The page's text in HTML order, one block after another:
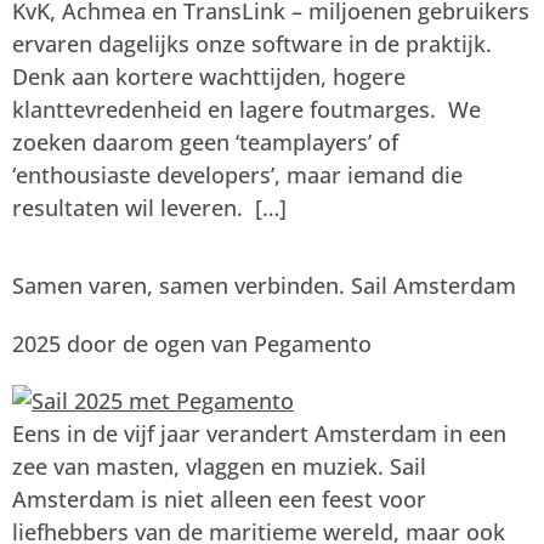
KvK, Achmea en TransLink – miljoenen gebruikers
ervaren dagelijks onze software in de praktijk.
Denk aan kortere wachttijden, hogere
klanttevredenheid en lagere foutmarges. We
zoeken daarom geen ‘teamplayers’ of
‘enthousiaste developers’, maar iemand die
resultaten wil leveren. […]
Samen varen, samen verbinden. Sail Amsterdam
2025 door de ogen van Pegamento
Eens in de vijf jaar verandert Amsterdam in een
zee van masten, vlaggen en muziek. Sail
Amsterdam is niet alleen een feest voor
liefhebbers van de maritieme wereld, maar ook